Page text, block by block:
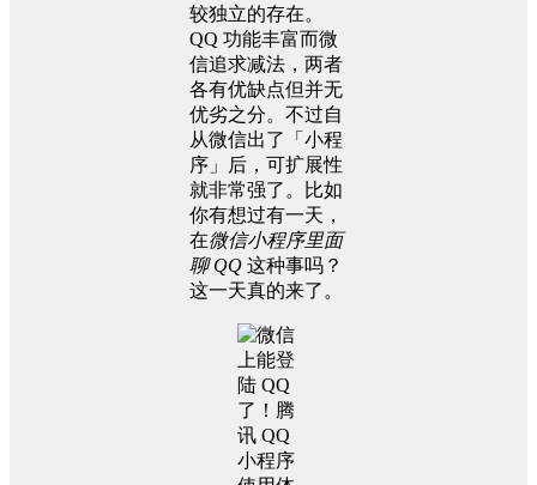
较独立的存在。
QQ 功能丰富而微
信追求减法，两者
各有优缺点但并无
优劣之分。不过自
从微信出了「小程
序」后，可扩展性
就非常强了。比如
你有想过有一天，
在微信小程序里面
聊 QQ 这种事吗？
这一天真的来了。